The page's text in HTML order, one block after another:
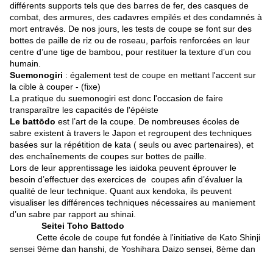
différents supports tels que des barres de fer, des casques de
combat, des armures, des cadavres empilés et des condamnés à
mort entravés. De nos jours, les tests de coupe se font sur des
bottes de paille de riz ou de roseau, parfois renforcées en leur
centre d’une tige de bambou, pour restituer la texture d’un cou
humain.
Suemonogiri : également test de coupe en mettant l'accent sur
la cible à couper - (fixe)
La pratique du suemonogiri est donc l'occasion de faire
transparaître les capacités de l'épéiste
Le battōdo est l’art de la coupe. De nombreuses écoles de
sabre existent à travers le Japon et regroupent des techniques
basées sur la répétition de kata ( seuls ou avec partenaires), et
des enchaînements de coupes sur bottes de paille.
Lors de leur apprentissage les iaidoka peuvent éprouver le
besoin d’effectuer des exercices de coupes afin d’évaluer la
qualité de leur technique. Quant aux kendoka, ils peuvent
visualiser les différences techniques nécessaires au maniement
d’un sabre par rapport au shinai.
Seitei Toho Battodo
Cette école de coupe fut fondée à l'initiative de Kato Shinji
sensei 9ème dan hanshi, de Yoshihara Daizo sensei, 8ème dan